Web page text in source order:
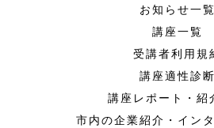
お知らせ一覧
講座一覧
受講者利用規
講座適性診断
講座レポート・紹
市内の企業紹介・イン